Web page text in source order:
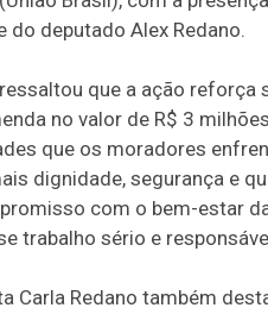
do deputado Alex Redano.
que a ação
no valor de R$ 3
que os moradores
dignidade, segurança e
com o bem-estar
trabalho sério e
Carla Redano também